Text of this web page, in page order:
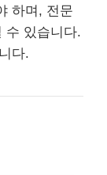
하며, 전문
수 있습니다.
다.